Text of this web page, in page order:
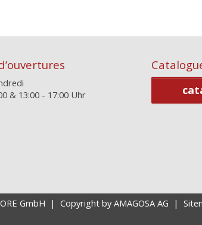
& 13:00 - 17:00 Uhr
GmbH | Copyright by AMAGOSA AG |